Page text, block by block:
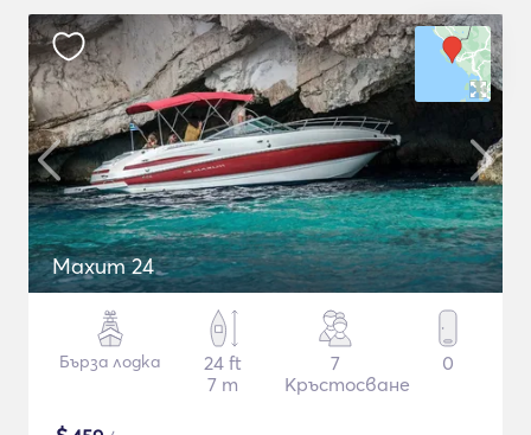
Maxum 24
Бърза лодка
24 ft
7 m
7
Кръстосване
0